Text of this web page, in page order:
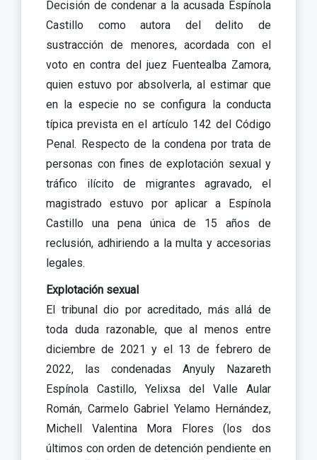
Decisión de condenar a la acusada Espínola
Castillo como autora del delito de
sustracción de menores, acordada con el
voto en contra del juez Fuentealba Zamora,
quien estuvo por absolverla, al estimar que
en la especie no se configura la conducta
típica prevista en el artículo 142 del Código
Penal. Respecto de la condena por trata de
personas con fines de explotación sexual y
tráfico ilícito de migrantes agravado, el
magistrado estuvo por aplicar a Espínola
Castillo una pena única de 15 años de
reclusión, adhiriendo a la multa y accesorias
legales.
Explotación sexual
El tribunal dio por acreditado, más allá de
toda duda razonable, que al menos entre
diciembre de 2021 y el 13 de febrero de
2022, las condenadas Anyuly Nazareth
Espínola Castillo, Yelixsa del Valle Aular
Román, Carmelo Gabriel Yelamo Hernández,
Michell Valentina Mora Flores (los dos
últimos con orden de detención pendiente en